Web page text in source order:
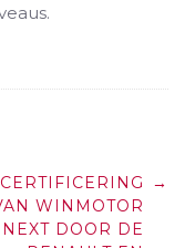
CERTIFICERING
WINMOTOR
NEXT DOOR DE
→